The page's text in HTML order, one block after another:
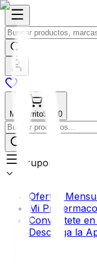
Mi Carrito$0.00
Grupos
Ofertas
Mi Profermaco
Conviértete
Descarga la